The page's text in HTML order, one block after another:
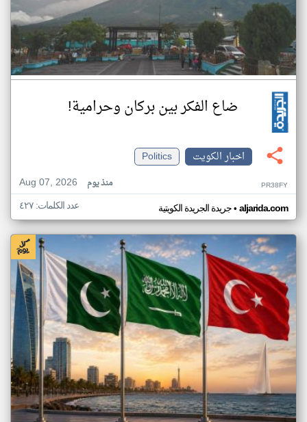
ضاع الفكر بين بركان وحرامية!
اخبار الكويت
Politics
Aug 07, 2026
منذ يوم PR38FY
جريدة الجريدة الكويتية• aljarida.com عدد الكلمات: ٤٢٧